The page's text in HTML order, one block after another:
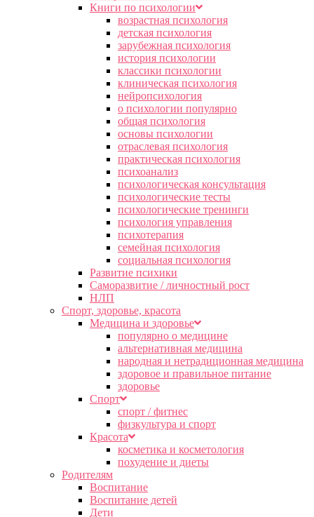
Книги по психологии
возрастная психология
детская психология
зарубежная психология
история психологии
классики психологии
клиническая психология
нейропсихология
о психологии популярно
общая психология
основы психологии
отраслевая психология
практическая психология
психоанализ
психологическая консультация
психологические тесты
психологические тренинги
психология управления
психотерапия
семейная психология
социальная психология
Развитие психики
Саморазвитие / личностный рост
НЛП
Спорт, здоровье, красота
Медицина и здоровье
популярно о медицине
альтернативная медицина
народная и нетрадиционная медицина
здоровое и правильное питание
здоровье
Спорт
спорт / фитнес
физкультура и спорт
Красота
косметика и косметология
похудение и диеты
Родителям
Воспитание
Воспитание детей
Дети